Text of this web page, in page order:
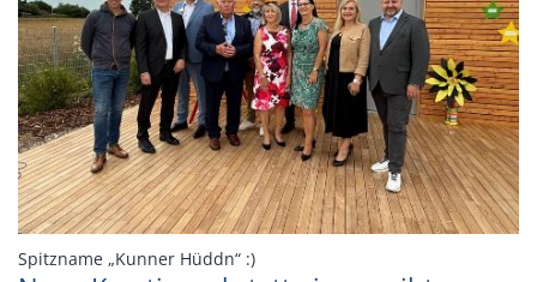
Spitzname „Kunner Hüddn“ :):